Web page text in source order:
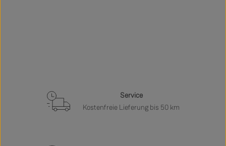
Service
Kostenfreie Lieferung bis 50 km